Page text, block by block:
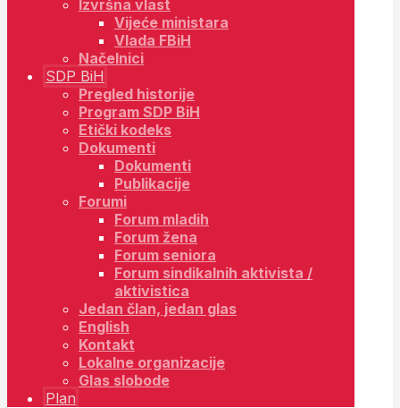
Izvršna vlast
Vijeće ministara
Vlada FBiH
Načelnici
SDP BiH
Pregled historije
Program SDP BiH
Etički kodeks
Dokumenti
Dokumenti
Publikacije
Forumi
Forum mladih
Forum žena
Forum seniora
Forum sindikalnih aktivista /
aktivistica
Jedan član, jedan glas
English
Kontakt
Lokalne organizacije
Glas slobode
Plan